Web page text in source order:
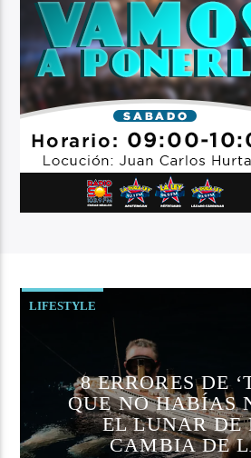
LIFESTYLE
8 ERRORES DE
QUE NO HABÍAS
EL LUNAR DE
CAMBIA DE